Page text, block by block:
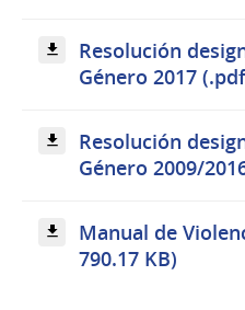
Resolución
Género 2017
Resolución
Género 2009/
Manual de
790.17 KB)